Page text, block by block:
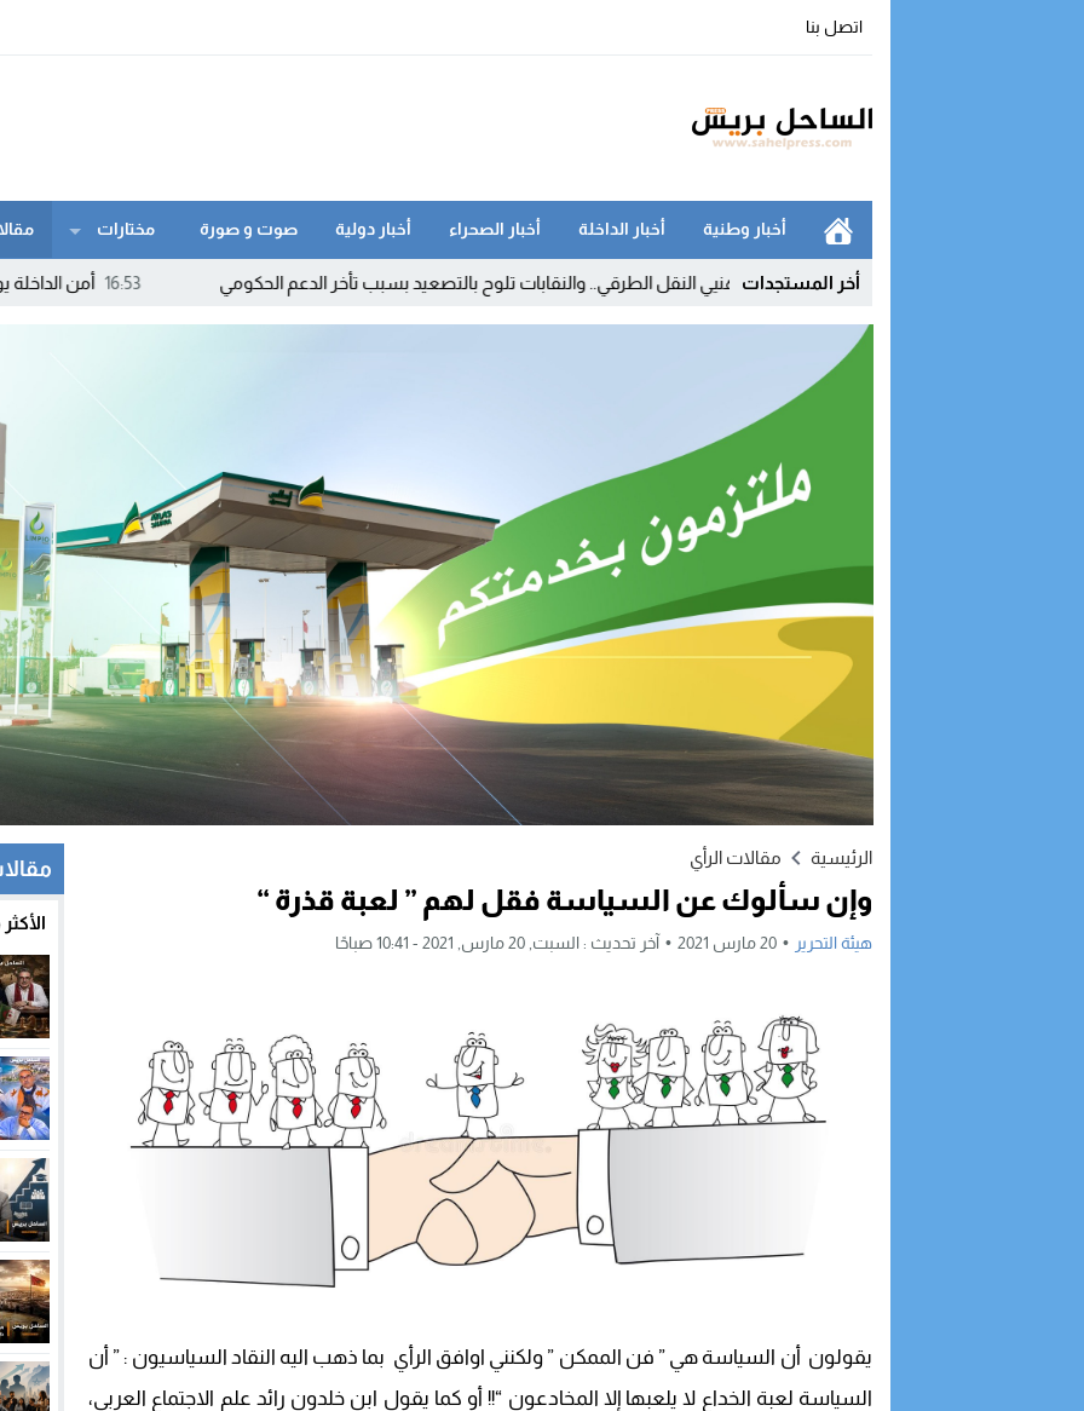
اتصل بنا
أخبار وطنية أخبار الداخلة أخبار الصحراء أخبار دولية صوت و صورة مختارات
أخر المستجدات 16:53 أمن الداخلة يوقف مبحوثا المحروقات يفجر غضب مهنيي النقل الطرقي.. والنقابات تلوح بالتصعيد بسبب تأخر الدعم الحكومي
الرئيسية مقالات الرأي
وإن سألوك عن السياسة فقل لهم ” لعبة قذرة “
هيئة التحرير 20 مارس 2021 آخر تحديث : السبت, 20 مارس, 2021 - 10:41 صباحًا
يقولون أن السياسة هي ” فن الممكن ” ولكنني اوافق الرأي بما ذهب اليه النقاد السياسيون : ” أن
السياسة لعبة الخداع لا يلعبها إلا المخادعون “!! أو كما يقول ابن خلدون رائد علم الاجتماع العربي،